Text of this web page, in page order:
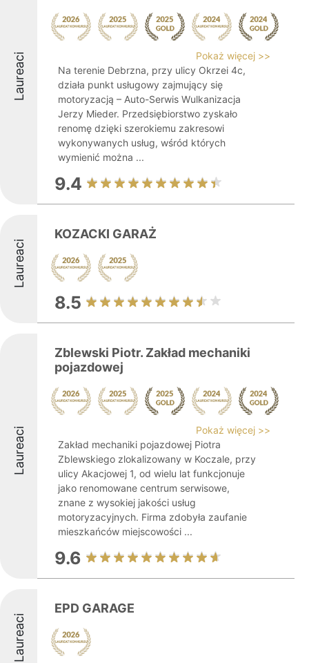
Laureaci
Pokaż więcej >>
Na terenie Debrzna, przy ulicy Okrzei 4c,
działa punkt usługowy zajmujący się
motoryzacją – Auto-Serwis Wulkanizacja
Jerzy Mieder. Przedsiębiorstwo zyskało
renomę dzięki szerokiemu zakresowi
wykonywanych usług, wśród których
wymienić można ...
9.4
Laureaci
KOZACKI GARAŻ
8.5
Laureaci
Zblewski Piotr. Zakład mechaniki
pojazdowej
Pokaż więcej >>
Zakład mechaniki pojazdowej Piotra
Zblewskiego zlokalizowany w Koczale, przy
ulicy Akacjowej 1, od wielu lat funkcjonuje
jako renomowane centrum serwisowe,
znane z wysokiej jakości usług
motoryzacyjnych. Firma zdobyła zaufanie
mieszkańców miejscowości ...
9.6
Laureaci
EPD GARAGE